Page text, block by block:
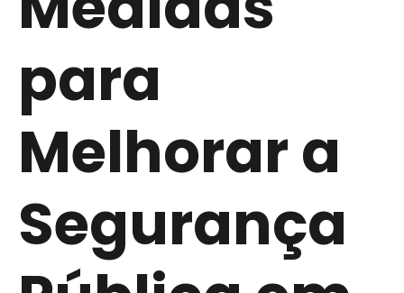
para
Melhorar a
Segurança